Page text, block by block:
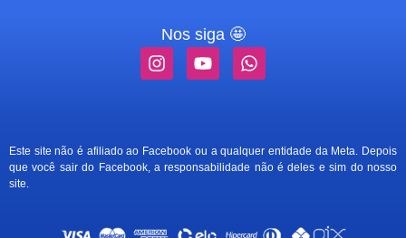
Nos siga 🤩
Este site não é afiliado ao Facebook ou a qualquer entidade da Meta. Depois
que você sair do Facebook, a responsabilidade não é deles e sim do nosso
site.